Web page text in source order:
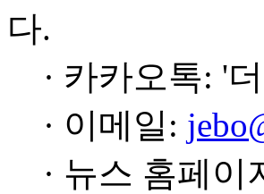
다.
· 카카오톡: '
· 이메일:
· 뉴스 홈페이